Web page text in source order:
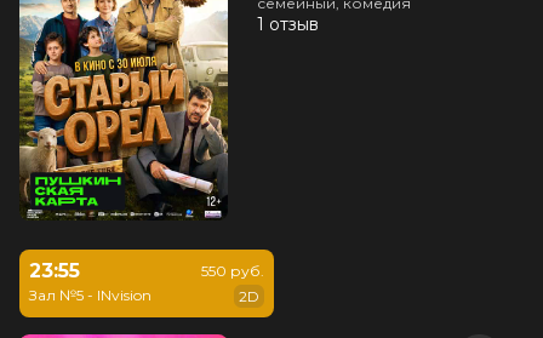
1 отзыв
23:55
Зал №5 - INvision
550 руб.
2D